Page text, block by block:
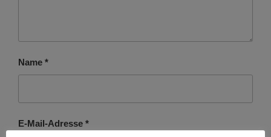
Name *
E-Mail-Adresse *